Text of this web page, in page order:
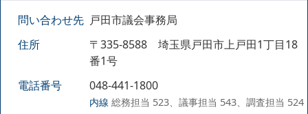
問い合わせ先 戸田市議会事務局
住所
〒335-8588 埼玉県戸田市上戸田1丁目18
番1号
電話番号
048-441-1800
内線 総務担当 523、議事担当 543、調査担当 524